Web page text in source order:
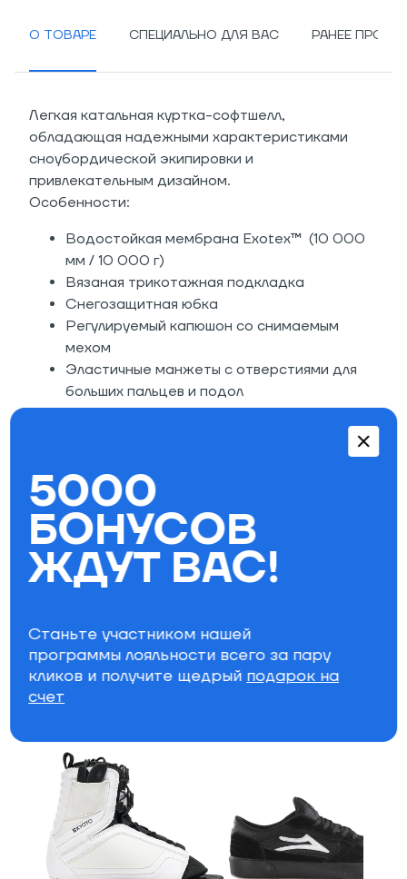
О ТОВАРЕ СПЕЦИАЛЬНО ДЛЯ ВАС РАНЕЕ
Легкая катальная куртка-софтшелл,
обладающая надежными характеристиками
сноубордической экипировки и
привлекательным дизайном.
Особенности:
Водостойкая мембрана Exotex™ (10 000
мм / 10 000 г)
Вязаная трикотажная подкладка
Снегозащитная юбка
Регулируемый капюшон со снимаемым
мехом
Эластичные манжеты с отверстиями для
больших пальцев и подол
Внутренний сетчатый и медиа- карманы
Параметры фильтра
Водостойкость
Паропроницаемость
Бренд
Специально для вас
5000
БОНУСОВ
ЖДУТ ВАС!
Станьте участником нашей
программы лояльности всего за пару
кликов и получите щедрый подарок на
счет